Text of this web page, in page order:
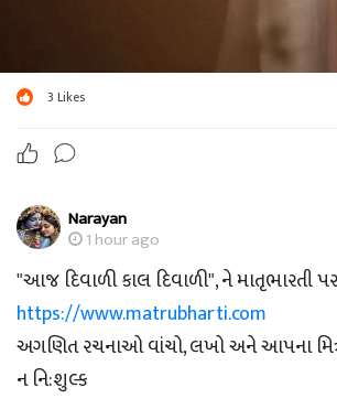
3 Likes
Narayan
1 hour ago
"આજ દિવાળી કાલ દિવાળી", ને માતૃભારતી
https://www.matrubharti.com
અગણિત રચનાઓ વાંચો, લખો અને આપના
ન નિ:શુલ્ક